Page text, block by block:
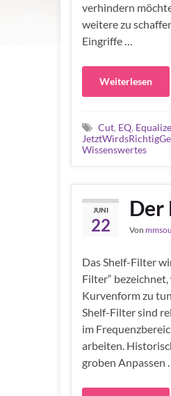
verhindern
weitere zu
Eingriffe …
Weiterlesen
Cut, EQ,
Wissenswertes
JUNI
22
Der
Von
Das Shelf-Filter
Filter“
Kurvenform zu
Shelf-Filter sind
im
arbeiten.
groben Anpassen